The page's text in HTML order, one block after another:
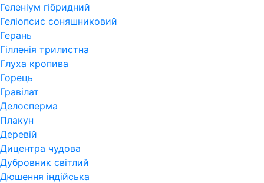
Геленіум гібридний
Геліопсис соняшниковий
Герань
Гiлленiя трилистна
Глуха кропива
Горець
Гравілат
Делосперма
Плакун
Деревій
Дицентра чудова
Дубровник світлий
Дюшення індійська